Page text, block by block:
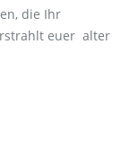
die Ihr
euer alter